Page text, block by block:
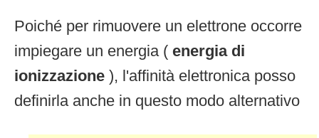
Poiché per rimuovere un elettrone occorre
impiegare un energia ( energia di
ionizzazione ), l'affinità elettronica posso
definirla anche in questo modo alternativo